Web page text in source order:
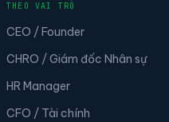
THEO VAI TRÒ
CEO / Founder
CHRO / Giám đốc Nhân sự
HR Manager
CFO / Tài chính